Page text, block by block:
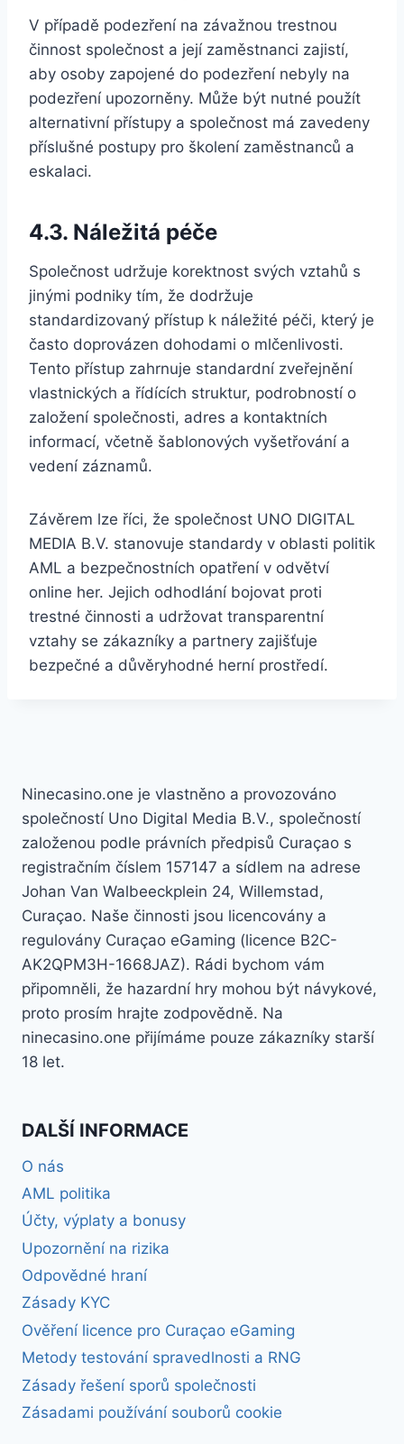
V případě podezření na závažnou trestnou
činnost společnost a její zaměstnanci zajistí,
aby osoby zapojené do podezření nebyly na
podezření upozorněny. Může být nutné použít
alternativní přístupy a společnost má zavedeny
příslušné postupy pro školení zaměstnanců a
eskalaci.
4.3. Náležitá péče
Společnost udržuje korektnost svých vztahů s
jinými podniky tím, že dodržuje
standardizovaný přístup k náležité péči, který je
často doprovázen dohodami o mlčenlivosti.
Tento přístup zahrnuje standardní zveřejnění
vlastnických a řídících struktur, podrobností o
založení společnosti, adres a kontaktních
informací, včetně šablonových vyšetřování a
vedení záznamů.
Závěrem lze říci, že společnost UNO DIGITAL
MEDIA B.V. stanovuje standardy v oblasti politik
AML a bezpečnostních opatření v odvětví
online her. Jejich odhodlání bojovat proti
trestné činnosti a udržovat transparentní
vztahy se zákazníky a partnery zajišťuje
bezpečné a důvěryhodné herní prostředí.
Ninecasino.one je vlastněno a provozováno
společností Uno Digital Media B.V., společností
založenou podle právních předpisů Curaçao s
registračním číslem 157147 a sídlem na adrese
Johan Van Walbeeckplein 24, Willemstad,
Curaçao. Naše činnosti jsou licencovány a
regulovány Curaçao eGaming (licence B2C-
AK2QPM3H-1668JAZ). Rádi bychom vám
připomněli, že hazardní hry mohou být návykové,
proto prosím hrajte zodpovědně. Na
ninecasino.one přijímáme pouze zákazníky starší
18 let.
DALŠÍ INFORMACE
O nás
AML politika
Účty, výplaty a bonusy
Upozornění na rizika
Odpovědné hraní
Zásady KYC
Ověření licence pro Curaçao eGaming
Metody testování spravedlnosti a RNG
Zásady řešení sporů společnosti
Zásadami používání souborů cookie